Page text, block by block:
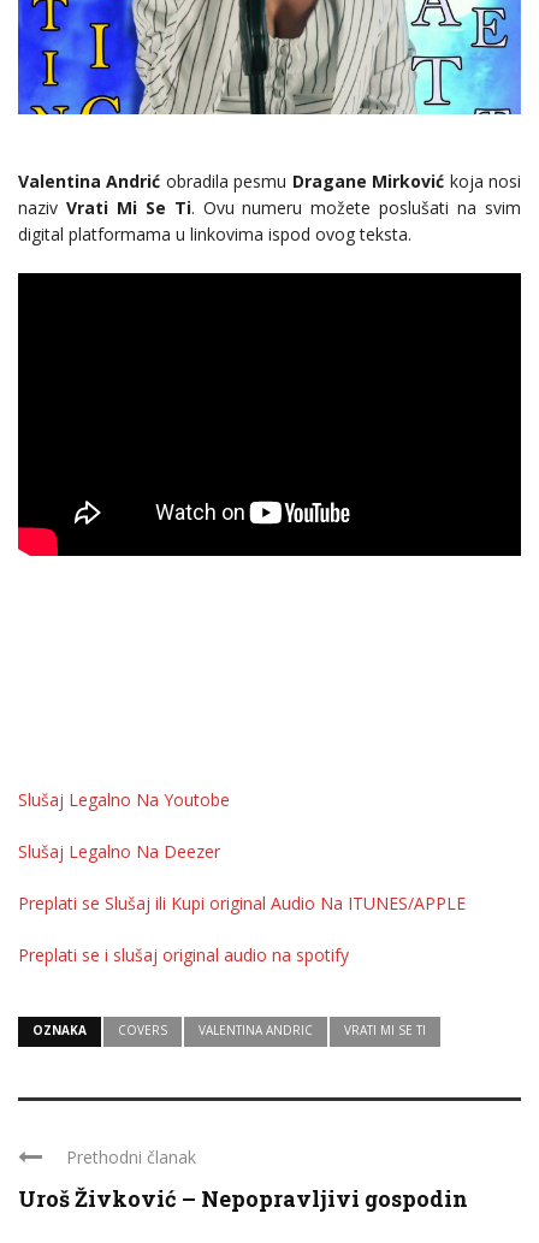
Valentina Andrić obradila pesmu Dragane Mirković koja nosi
naziv Vrati Mi Se Ti. Ovu numeru možete poslušati na svim
digital platformama u linkovima ispod ovog teksta.
Slušaj Legalno Na Youtobe
Slušaj Legalno Na Deezer
Preplati se Slušaj ili Kupi original Audio Na ITUNES/APPLE
Preplati se i slušaj original audio na spotify
OZNAKA COVERS VALENTINA ANDRIC VRATI MI SE TI
Prethodni članak
Uroš Živković – Nepopravljivi gospodin